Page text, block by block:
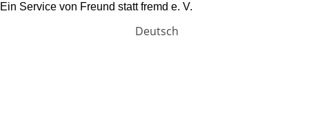
Ein Service von Freund statt fremd e. V.
Deutsch